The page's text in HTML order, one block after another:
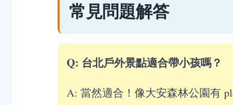
常見問題解答
Q: 台北戶外景點適合帶小孩嗎？
A: 當然適合！像大安森林公園有